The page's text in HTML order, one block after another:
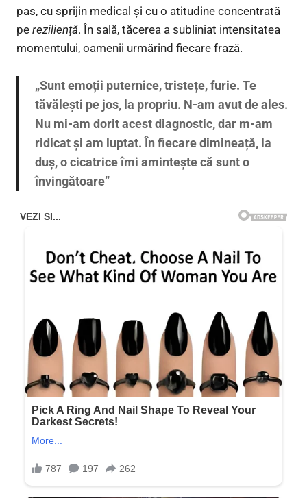
pas, cu sprijin medical și cu o atitudine concentrată
pe reziliență. În sală, tăcerea a subliniat intensitatea
momentului, oamenii urmărind fiecare frază.
„Sunt emoții puternice, tristețe, furie. Te
tăvălești pe jos, la propriu. N-am avut de ales.
Nu mi-am dorit acest diagnostic, dar m-am
ridicat și am luptat. În fiecare dimineață, la
duș, o cicatrice îmi amintește că sunt o
învingătoare”